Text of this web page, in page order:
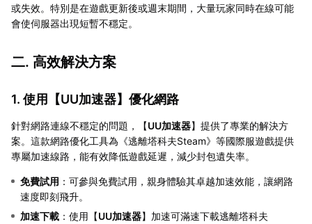
或失效。特別是在遊戲更新後或週末期間，大量玩家同時在線可能
會使伺服器出現短暫不穩定。
二. 高效解決方案
1. 使用【UU加速器】優化網路
針對網路連線不穩定的問題，【UU加速器】提供了專業的解決方
案。這款網路優化工具為《逃離塔科夫Steam》等國際服遊戲提供
專屬加速線路，能有效降低遊戲延遲，減少封包遺失率。
免費試用 ：可參與免費試用，親身體驗其卓越加速效能，讓網路
速度即刻飛升。
加速下載 ：使用【UU加速器】加速可滿速下載逃離塔科夫